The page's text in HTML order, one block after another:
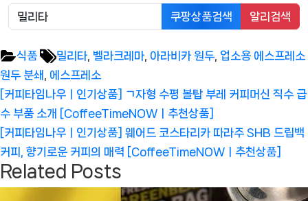
쿠팡상품검색 알리검색
식품 Tags:
밀리타 벨라크레마 아라비카 원두 업소용 에스프레소
원두 분쇄
에스프레소
글
탐
색
Previous
Post:
[커피타임나우ㅣ인기상품] ㄱ자형 수평 볼탑 부레 커피머신 직수 급
수 부품 소개 [CoffeeTimeNOWㅣ추천상품]
Next
Post:
[커피타임나우ㅣ인기상품] 웨어드 코스타리카 따라주 SHB 드립백
커피, 향기로운 커피의 매력 [CoffeeTimeNOWㅣ추천상품]
Related Posts